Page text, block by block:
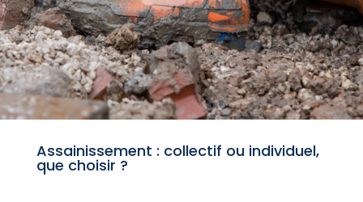
Assainissement : collectif ou individuel,
que choisir ?